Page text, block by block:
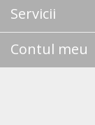
Servicii
Contul meu